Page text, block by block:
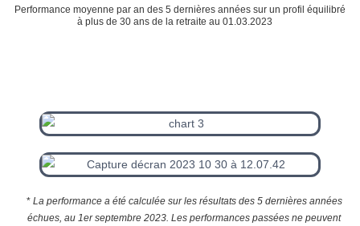
Performance moyenne par an des 5 dernières années sur un profil équilibré
à plus de 30 ans de la retraite au 01.03.2023
*La performance a été calculée sur les résultats des 5 dernières années
échues, au 1er septembre 2023. Les performances passées ne peuvent